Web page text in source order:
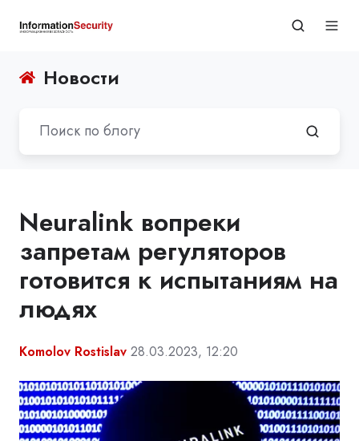
Новости
Neuralink вопреки
запретам регуляторов
готовится к испытаниям на
людях
Komolov Rostislav 28.03.2023, 12:20